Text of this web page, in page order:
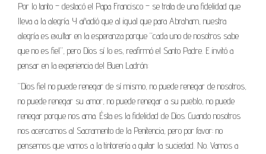
Por lo tanto – destacó el Papa Francisco – se trata de una fidelidad que
lleva a la alegría. Y añadió que al igual que para Abraham, nuestra
alegría es exultar en la esperanza porque “cada uno de nosotros sabe
que no es fiel”, pero Dios sí lo es, reafirmó el Santo Padre. E invitó a
pensar en la experiencia del Buen Ladrón:
“Dios fiel no puede renegar de sí mismo, no puede renegar de nosotros,
no puede renegar su amor, no puede renegar a su pueblo, no puede
renegar porque nos ama. Ésta es la fidelidad de Dios. Cuando nosotros
nos acercamos al Sacramento de la Penitencia, pero por favor: no
pensemos que vamos a la tintorería a quitar la suciedad. No. Vamos a